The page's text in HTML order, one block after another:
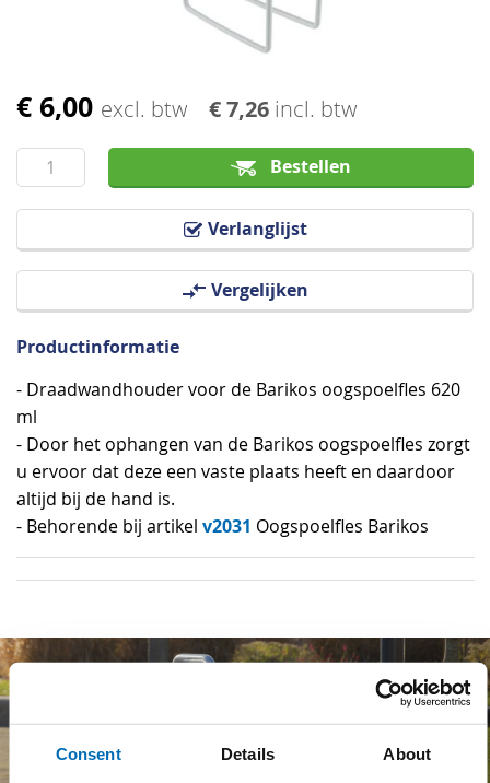
Consent Details About
€ 6,00 excl. btw € 7,26 incl. btw
Bestellen
Verlanglijst
Vergelijken
Ga
het
begin
van
Productinformatie
- Draadwandhouder voor de Barikos oogspoelfles 620
ml
- Door het ophangen van de Barikos oogspoelfles zorgt
u ervoor dat deze een vaste plaats heeft en daardoor
altijd bij de hand is.
- Behorende bij artikel v2031 Oogspoelfles Barikos